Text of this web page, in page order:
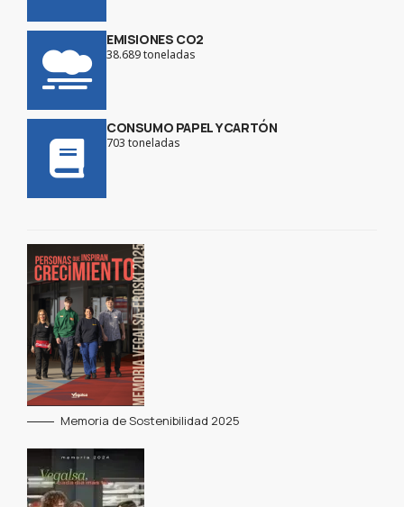
EMISIONES CO2
38.689 toneladas
CONSUMO PAPEL Y CARTÓN
703 toneladas
Memoria de Sostenibilidad 2025